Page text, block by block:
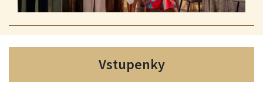
Vstupenky